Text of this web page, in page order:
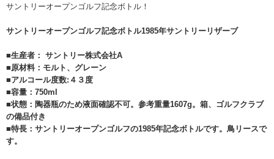
サントリーオープンゴルフ記念ボトル！
サントリーオープンゴルフ記念ボトル1985年サントリーリザーブ
■生産者： サントリー株式会社A
■原材料：モルト、グレーン
■アルコール度数:４３度
■容量：750ml
■状態：陶器瓶のため液面確認不可。参考重量1607g。箱、ゴルフクラブ
の備品付き
■特長：サントリーオープンゴルフの1985年記念ボトルです。鳥リースで
す。